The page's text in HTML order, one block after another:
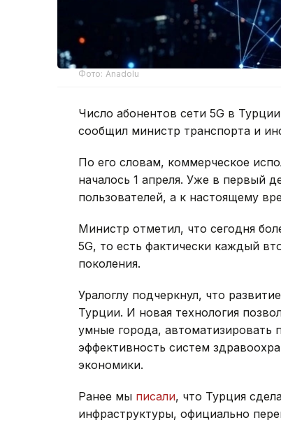
Фото: Anadolu
Число абонентов сети 5G в
сообщил министр транспорта и
По его словам, коммерческое
началось 1 апреля. Уже в первый
пользователей, а к настоящему
Министр отметил, что сегодня
5G, то есть фактически каждый
поколения.
Уралоглу подчеркнул, что
Турции. И новая технология
умные города,
эффективность систем
экономики.
Ранее мы писали, что Турция
инфраструктуры, официально